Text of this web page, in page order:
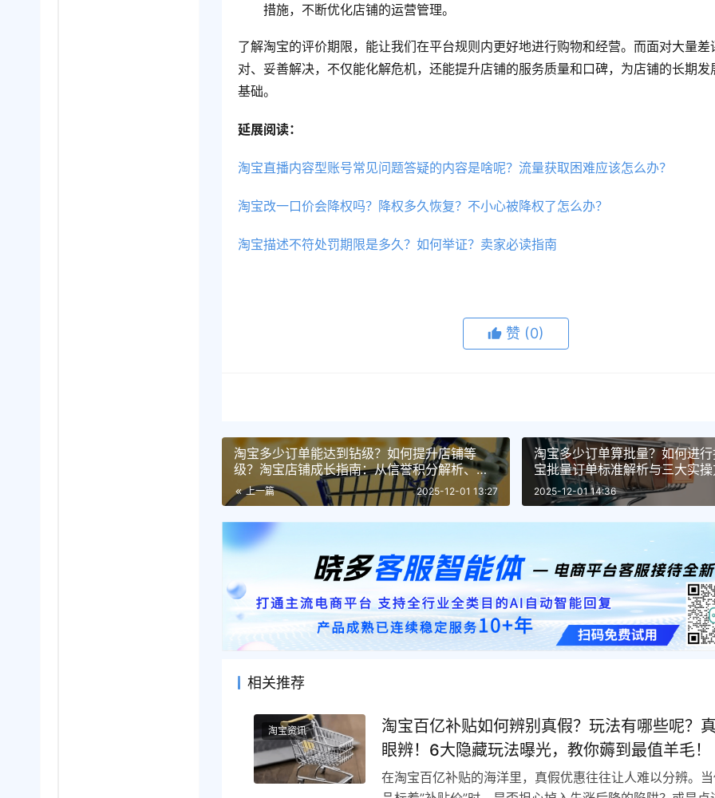
措施，不断优化店铺的运营管理。
了解淘宝的评价期限，能让我们在平台规则内更好地进行购物和经营。而面对大量差
对、妥善解决，不仅能化解危机，还能提升店铺的服务质量和口碑，为店铺的长期发
基础。
延展阅读：
淘宝直播内容型账号常见问题答疑的内容是啥呢？流量获取困难应该怎么办？
淘宝改一口价会降权吗？降权多久恢复？不小心被降权了怎么办？
淘宝描述不符处罚期限是多久？如何举证？卖家必读指南
赞 (0)
淘宝多少订单能达到钻级？如何提升店铺等
级？淘宝店铺成长指南：从信誉积分解析、平
台规则遵守到客户忠诚度提升的完整升级路径
上一篇 2025-12-01 13:27
淘宝多少订单算批量？如何进
宝批量订单标准解析与三大实
合并、淘宝助理与多账号操作
2025-12-01 14:36
相关推荐
淘宝资讯
淘宝百亿补贴如何辨别真假？玩法有哪些呢？
眼辨！6大隐藏玩法曝光，教你薅到最值羊毛！
在淘宝百亿补贴的海洋里，真假优惠往往让人难以分辨。